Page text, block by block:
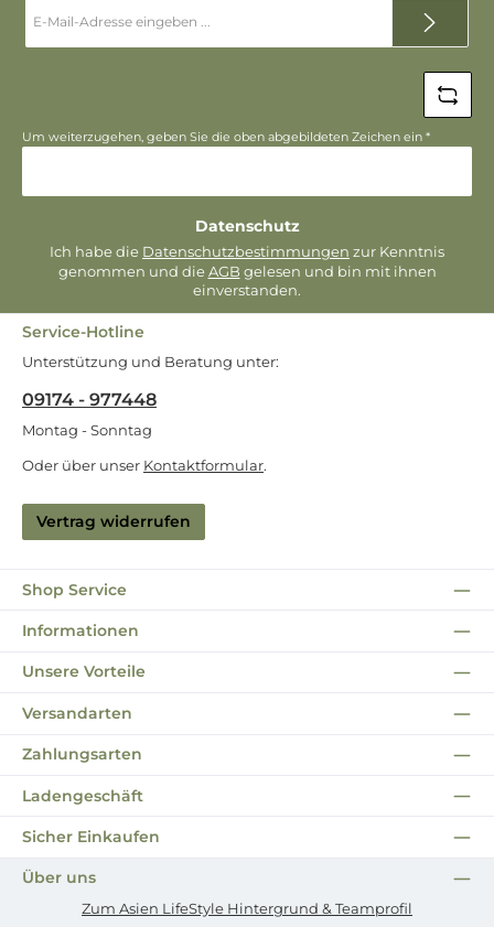
Mail-
Adresse
Um weiterzugehen, geben Sie die oben abgebildeten Zeichen ein *
Datenschutz
Ich habe die Datenschutzbestimmungen zur Kenntnis
genommen und die AGB gelesen und bin mit ihnen
einverstanden.
Service-Hotline
Unterstützung und Beratung unter:
09174 - 977448
Montag - Sonntag
Oder über unser Kontaktformular.
Vertrag widerrufen
Shop Service
Informationen
Unsere Vorteile
Versandarten
Zahlungsarten
Ladengeschäft
Sicher Einkaufen
Über uns
Zum Asien LifeStyle Hintergrund & Teamprofil